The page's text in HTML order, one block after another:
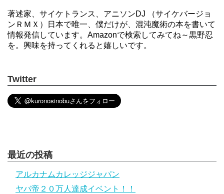
著述家、サイケトランス、アニソンDJ （サイケバージョ
ンＲＭＸ）日本で唯一、僕だけが、混沌魔術の本を書いて
情報発信しています。Amazonで検索してみてね～黒野忍
を。興味を持ってくれると嬉しいです。
Twitter
最近の投稿
アルカナムカレッジジャパン
ヤバ帝２０万人達成イベント！！